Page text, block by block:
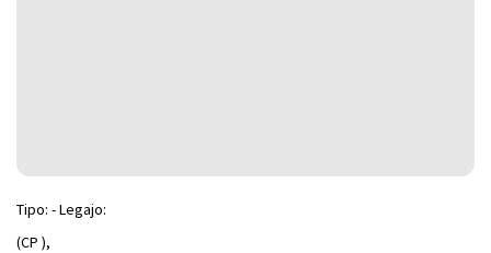
Tipo: - Legajo:
(CP ),